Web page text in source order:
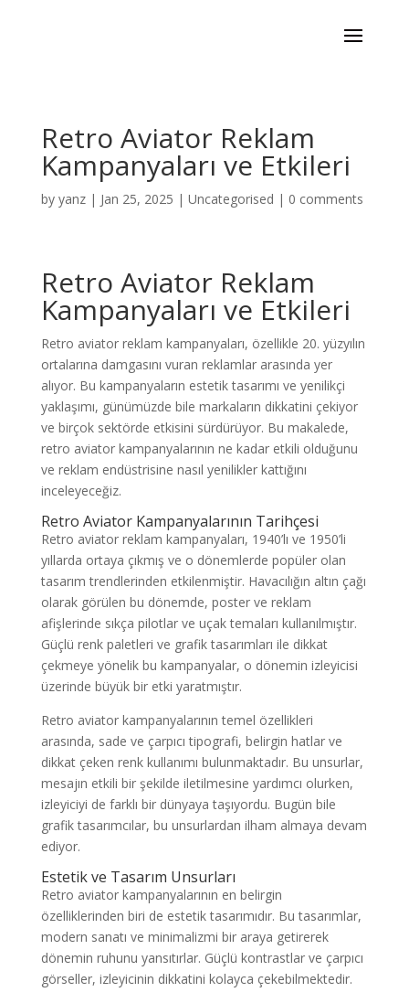
Retro Aviator Reklam
Kampanyaları ve Etkileri
by yanz| Jan 25, 2025 | Uncategorised | 0 comments
Retro Aviator Reklam
Kampanyaları ve Etkileri
Retro aviator reklam kampanyaları, özellikle 20. yüzyılın
ortalarına damgasını vuran reklamlar arasında yer
alıyor. Bu kampanyaların estetik tasarımı ve yenilikçi
yaklaşımı, günümüzde bile markaların dikkatini çekiyor
ve birçok sektörde etkisini sürdürüyor. Bu makalede,
retro aviator kampanyalarının ne kadar etkili olduğunu
ve reklam endüstrisine nasıl yenilikler kattığını
inceleyeceğiz.
Retro Aviator Kampanyalarının Tarihçesi
Retro aviator reklam kampanyaları, 1940’lı ve 1950’li
yıllarda ortaya çıkmış ve o dönemlerde popüler olan
tasarım trendlerinden etkilenmiştir. Havacılığın altın çağı
olarak görülen bu dönemde, poster ve reklam
afişlerinde sıkça pilotlar ve uçak temaları kullanılmıştır.
Güçlü renk paletleri ve grafik tasarımları ile dikkat
çekmeye yönelik bu kampanyalar, o dönemin izleyicisi
üzerinde büyük bir etki yaratmıştır.
Retro aviator kampanyalarının temel özellikleri
arasında, sade ve çarpıcı tipografi, belirgin hatlar ve
dikkat çeken renk kullanımı bulunmaktadır. Bu unsurlar,
mesajın etkili bir şekilde iletilmesine yardımcı olurken,
izleyiciyi de farklı bir dünyaya taşıyordu. Bugün bile
grafik tasarımcılar, bu unsurlardan ilham almaya devam
ediyor.
Estetik ve Tasarım Unsurları
Retro aviator kampanyalarının en belirgin
özelliklerinden biri de estetik tasarımıdır. Bu tasarımlar,
modern sanatı ve minimalizmi bir araya getirerek
dönemin ruhunu yansıtırlar. Güçlü kontrastlar ve çarpıcı
görseller, izleyicinin dikkatini kolayca çekebilmektedir.